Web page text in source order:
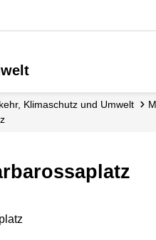
Klimaschutz und Umwelt